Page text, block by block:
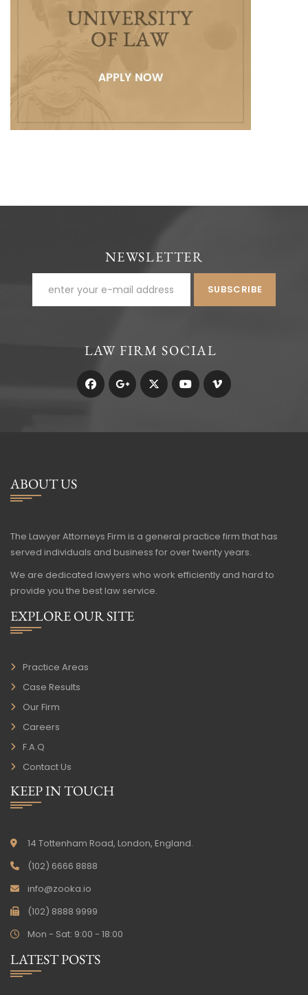
NEWSLETTER
LAW FIRM SOCIAL
ABOUT US
The Lawyer Attorneys Firm is a general practice firm that has
served individuals and business for over twenty years.
We are dedicated lawyers who work efficiently and hard to
provide you the best law service.
EXPLORE OUR SITE
Practice Areas
Case Results
Our Firm
Careers
F.A.Q
Contact Us
KEEP IN TOUCH
14 Tottenham Road, London, England.
(102) 6666 8888
info@zooka.io
(102) 8888 9999
Mon - Sat: 9:00 - 18:00
LATEST POSTS